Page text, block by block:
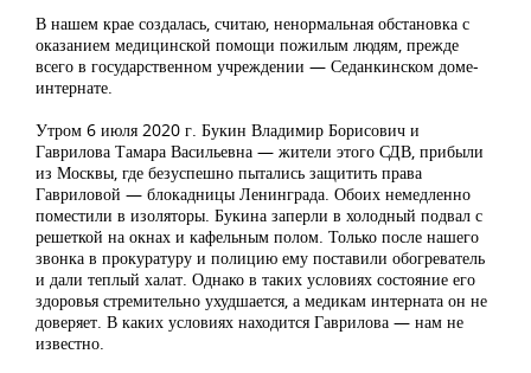
В нашем крае создалась, считаю, ненормальная обстановка с
оказанием медицинской помощи пожилым людям, прежде
всего в государственном учреждении — Седанкинском доме-
интернате.
Утром 6 июля 2020 г. Букин Владимир Борисович и
Гаврилова Тамара Васильевна — жители этого СДВ, прибыли
из Москвы, где безуспешно пытались защитить права
Гавриловой — блокадницы Ленинграда. Обоих немедленно
поместили в изоляторы. Букина заперли в холодный подвал с
решеткой на окнах и кафельным полом. Только после нашего
звонка в прокуратуру и полицию ему поставили обогреватель
и дали теплый халат. Однако в таких условиях состояние его
здоровья стремительно ухудшается, а медикам интерната он не
доверяет. В каких условиях находится Гаврилова — нам не
известно.